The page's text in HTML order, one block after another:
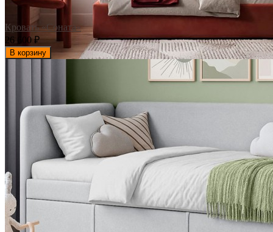
Кровать «Соната»
26 600₽
В корзину